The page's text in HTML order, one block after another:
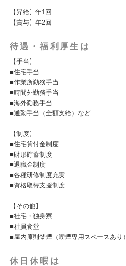
【昇給】年1回
【賞与】年2回
待遇・福利厚生は
【手当】
■住宅手当
■作業所勤務手当
■時間外勤務手当
■海外勤務手当
■通勤手当（全額支給）など
【制度】
■住宅貸付金制度
■財形貯蓄制度
■退職金制度
■各種研修制度充実
■資格取得支援制度
【その他】
■社宅・独身寮
■社員食堂
■屋内原則禁煙（喫煙専用スペースあり）
休日休暇は